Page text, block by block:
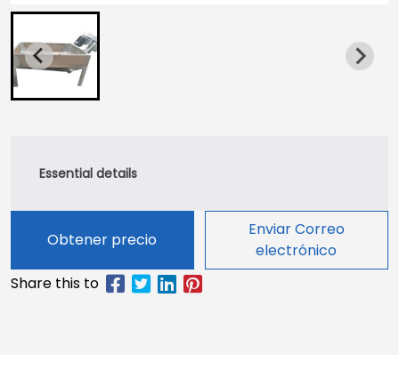
Obtener precio
Enviar Correo
electrónico